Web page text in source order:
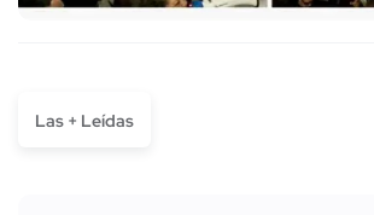
Las + Leídas